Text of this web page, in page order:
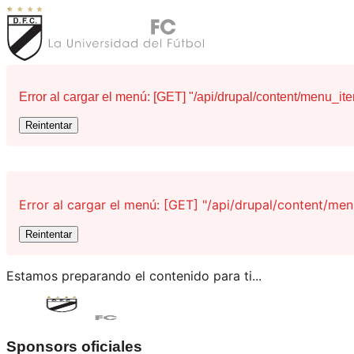
Error al cargar el menú: [GET] "/api/drupal/content/
Reintentar
Error al cargar el menú: [GET] "/api/drupal/content/
Reintentar
Estamos preparando el contenido para ti...
Sponsors oficiales